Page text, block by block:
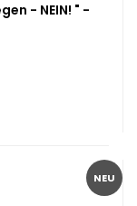
- NEIN! " -
NEU